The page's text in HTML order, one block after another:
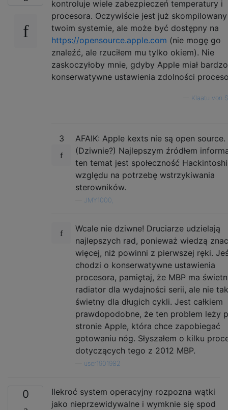
kontroluje wiele zabezpieczeń temperatury i
procesora. Oczywiście jest już
twoim systemie, ale może być dostępny na
https://opensource.apple.com (nie mogę go
znaleźć, ale rzuciłem mu tylko okiem). Nie
zaskoczyłoby mnie, gdyby Apple miał bardzo
konserwatywne ustawienia zdolności
Klaatu von
3
AFAIK: Apple kexts nie są open source.
(Dziwnie?) Najlepszym źródłem
ten temat jest społeczność
względu na potrzebę wstrzykiwania
sterowników.
JMY1000,
Wcale nie dziwne! Druciarze udzielają
najlepszych rad, ponieważ wiedzą
więcej, niż powinni z pierwszej ręki.
chodzi o konserwatywne ustawienia
procesora, pamiętaj, że MBP ma
radiator dla wydajności serii, ale nie tak
świetny dla długich cykli. Jest całkiem
prawdopodobne, że ten problem leży
stronie Apple, która chce zapobiegać
gotowaniu nóg. Słyszałem o kilku
dotyczących tego z 2012 MBP.
user1901982
0
Ilekroć system operacyjny rozpozna wątki
jako nieprzewidywalne i wymknie się spod